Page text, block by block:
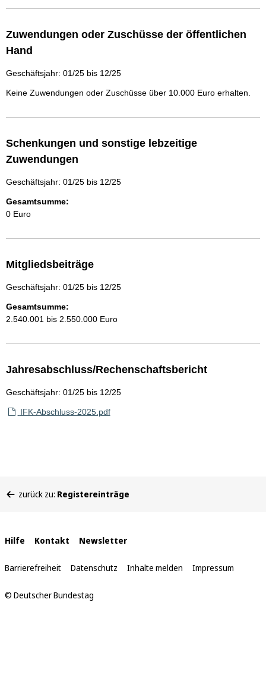
Zuwendungen oder Zuschüsse der öffentlichen
Hand
Geschäftsjahr: 01/25 bis 12/25
Keine Zuwendungen oder Zuschüsse über 10.000 Euro erhalten.
Schenkungen und sonstige lebzeitige
Zuwendungen
Geschäftsjahr: 01/25 bis 12/25
Gesamtsumme:
0 Euro
Mitgliedsbeiträge
Geschäftsjahr: 01/25 bis 12/25
Gesamtsumme:
2.540.001 bis 2.550.000 Euro
Jahresabschluss/Rechenschaftsbericht
Geschäftsjahr: 01/25 bis 12/25
IFK-Abschluss-2025.pdf
befinden
zurück zu: Registereinträge
Interne
Links
Hilfe Kontakt Newsletter
Barrierefreiheit Datenschutz Inhalte melden Impressum
© Deutscher Bundestag